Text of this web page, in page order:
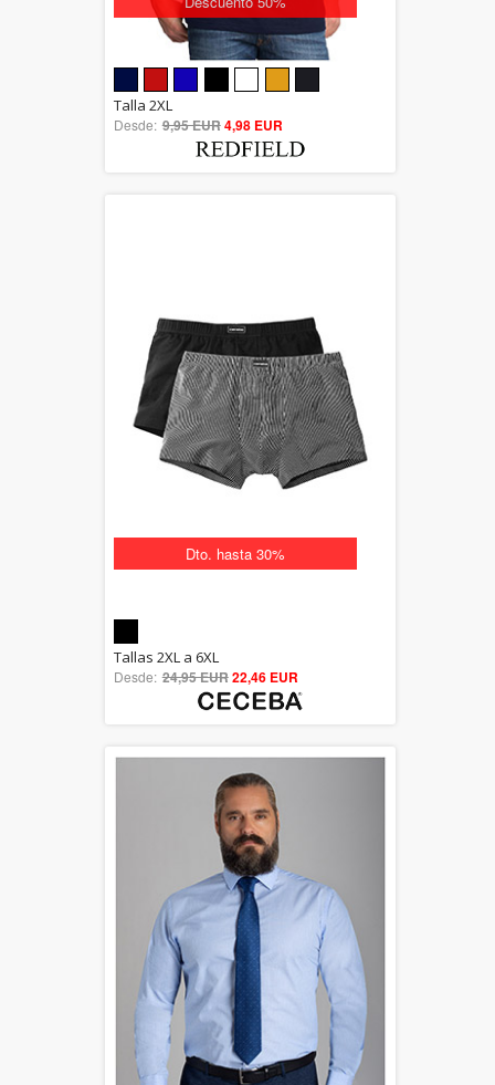
out of 5
Talla 2XL
Desde: 9,95 EUR4,98 EUR
Dto. hasta 30%
5.00
out of 5
Tallas 2XL a 6XL
Desde: 24,95 EUR22,46 EUR